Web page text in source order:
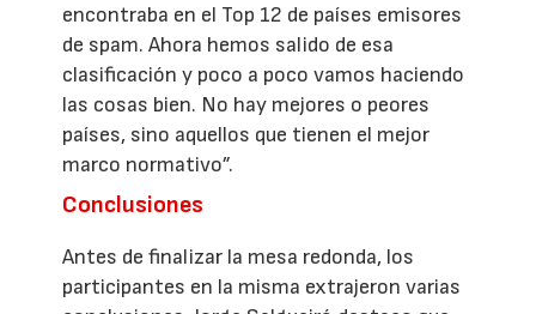
encontraba en el Top 12 de países emisores
de spam. Ahora hemos salido de esa
clasificación y poco a poco vamos haciendo
las cosas bien. No hay mejores o peores
países, sino aquellos que tienen el mejor
marco normativo”.
Conclusiones
Antes de finalizar la mesa redonda, los
participantes en la misma extrajeron varias